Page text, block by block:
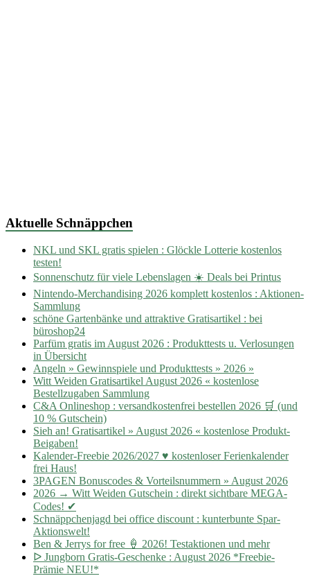
Aktuelle Schnäppchen
NKL und SKL gratis spielen : Glöckle Lotterie kostenlos
testen!
Sonnenschutz für viele Lebenslagen ☀️ Deals bei Printus
Nintendo-Merchandising 2026 komplett kostenlos : Aktionen-
Sammlung
schöne Gartenbänke und attraktive Gratisartikel : bei
büroshop24
Parfüm gratis im August 2026 : Produkttests u. Verlosungen
in Übersicht
Angeln » Gewinnspiele und Produkttests » 2026 »
Witt Weiden Gratisartikel August 2026 « kostenlose
Bestellzugaben Sammlung
C&A Onlineshop : versandkostenfrei bestellen 2026 🛒 (und
10 % Gutschein)
Sieh an! Gratisartikel » August 2026 « kostenlose Produkt-
Beigaben!
Kalender-Freebie 2026/2027 ♥ kostenloser Ferienkalender
frei Haus!
3PAGEN Bonuscodes & Vorteilsnummern » August 2026
2026 → Witt Weiden Gutschein : direkt sichtbare MEGA-
Codes! ✔
Schnäppchenjagd bei office discount : kunterbunte Spar-
Aktionswelt!
Ben & Jerrys for free 🍦 2026! Testaktionen und mehr
ᐅ Jungborn Gratis-Geschenke : August 2026 *Freebie-
Prämie NEU!*